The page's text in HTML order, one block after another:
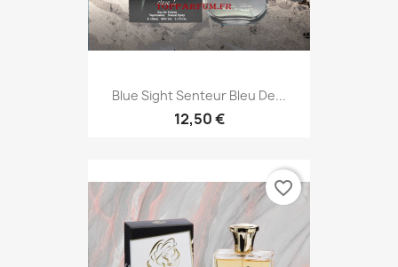
Blue Sight Senteur Bleu De...
12,50 €
favorite_border